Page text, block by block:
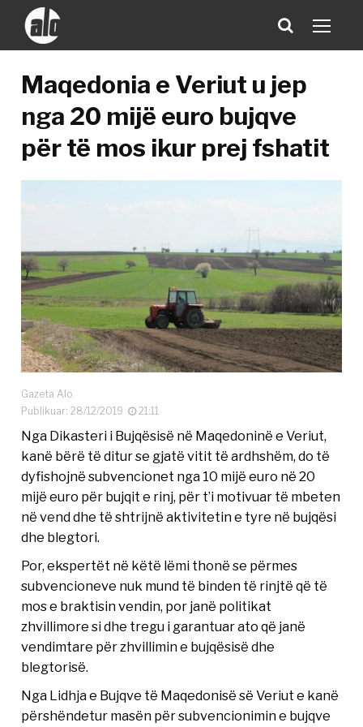
Maqedonia e Veriut u jep
nga 20 mijë euro bujqve
për të mos ikur prej fshatit
Gazeta Alo
Publikuar: 28/12/2019
21:11
Nga Dikasteri i Bujqësisë në Maqedoninë e Veriut,
kanë bërë të ditur se gjatë vitit të ardhshëm, do të
dyfishojnë subvencionet nga 10 mijë euro në 20
mijë euro për bujqit e rinj, për t’i motivuar të mbeten
në vend dhe të shtrijnë aktivitetin e tyre në bujqësi
dhe blegtori.
Por, ekspertët në këtë lëmi thonë se përmes
subvencioneve nuk mund të binden të rinjtë që të
mos e braktisin vendin, por janë politikat
zhvillimore si dhe tregu i garantuar ato që janë
vendimtare për zhvillimin e bujqësisë dhe
blegtorisë.
Nga Lidhja e Bujqve të Maqedonisë së Veriut e kanë
përshëndetur masën për subvencionimin e bujqve